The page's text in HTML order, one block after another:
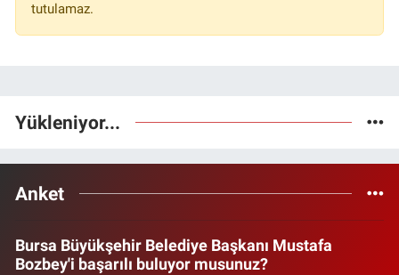
tutulamaz.
Yükleniyor...
Anket
Bursa Büyükşehir Belediye Başkanı Mustafa
Bozbey'i başarılı buluyor musunuz?